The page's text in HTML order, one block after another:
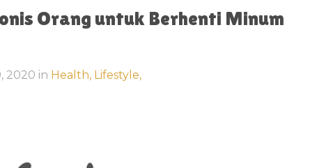
Orang untuk Berhenti Minum
2020 in Health, Lifestyle,